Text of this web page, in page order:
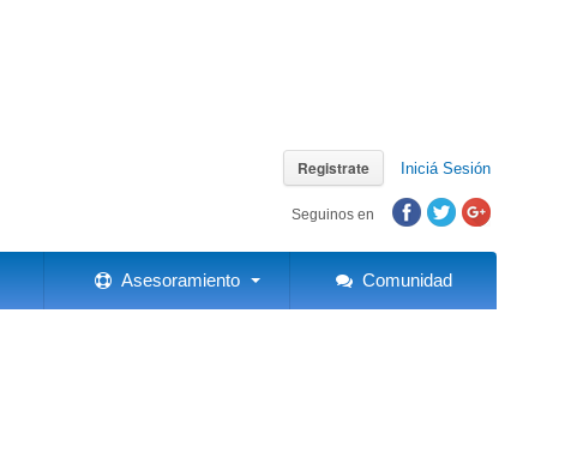
Registrate Iniciá Sesión
Seguinos en
Asesoramiento Comunidad